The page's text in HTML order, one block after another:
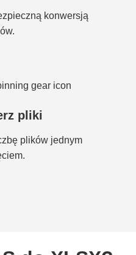
konwersją
pliki
plików jednym